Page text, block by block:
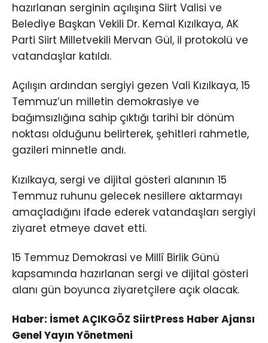
hazırlanan serginin açılışına Siirt Valisi ve
Belediye Başkan Vekili Dr. Kemal Kızılkaya, AK
Parti Siirt Milletvekili Mervan Gül, il protokolü ve
vatandaşlar katıldı.
Açılışın ardından sergiyi gezen Vali Kızılkaya, 15
Temmuz’un milletin demokrasiye ve
bağımsızlığına sahip çıktığı tarihi bir dönüm
noktası olduğunu belirterek, şehitleri rahmetle,
gazileri minnetle andı.
Kızılkaya, sergi ve dijital gösteri alanının 15
Temmuz ruhunu gelecek nesillere aktarmayı
amaçladığını ifade ederek vatandaşları sergiyi
ziyaret etmeye davet etti.
15 Temmuz Demokrasi ve Millî Birlik Günü
kapsamında hazırlanan sergi ve dijital gösteri
alanı gün boyunca ziyaretçilere açık olacak.
Haber: İsmet AÇIKGÖZ SiirtPress Haber Ajansı
Genel Yayın Yönetmeni